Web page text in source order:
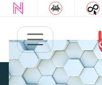
Bestaande